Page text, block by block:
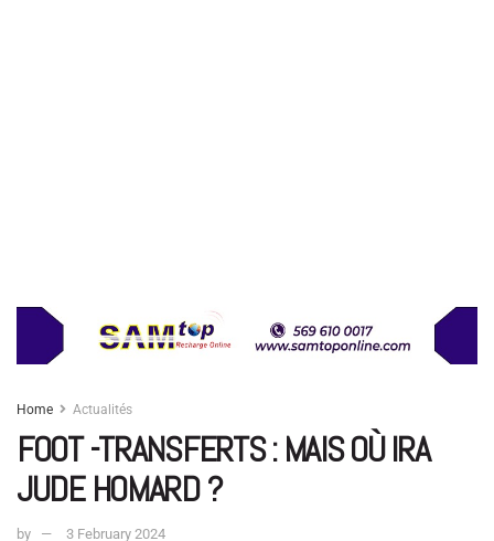
Home Actualités
FOOT -TRANSFERTS : MAIS OÙ IRA
JUDE HOMARD ?
by 3 February 2024